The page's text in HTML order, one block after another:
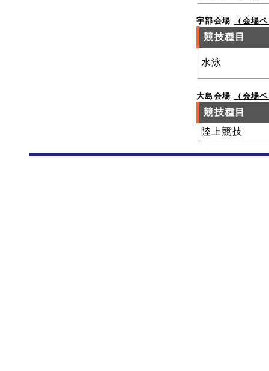
宇部会場 （会場
競技種目
水泳
大島会場 （会場
競技種目
陸上競技